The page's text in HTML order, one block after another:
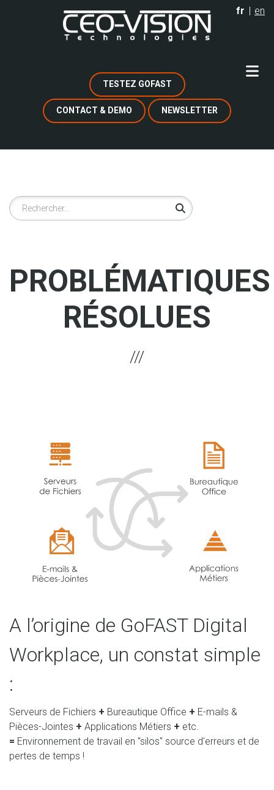
fr en
TESTEZ GOFAST
CONTACT & DEMO NEWSLETTER
Rechercher
PROBLÉMATIQUES
RÉSOLUES
A l’origine de GoFAST Digital
Workplace, un constat simple
:
Serveurs de Fichiers + Bureautique Office + E-mails &
Pièces-Jointes + Applications Métiers + etc.
= Environnement de travail en "silos" source d'erreurs et de
pertes de temps !